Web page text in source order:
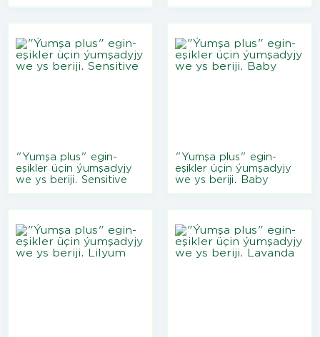
"Ýumşa plus" egin-
eşikler üçin ýumşadyjy
we ys beriji. Sensitive
"Ýumşa plus" egin-
eşikler üçin ýumşadyjy
we ys beriji. Baby